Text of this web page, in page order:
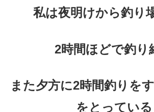
私は夜明けから釣り
2時間ほどで釣り
また夕方に2時間釣りを
をとっている